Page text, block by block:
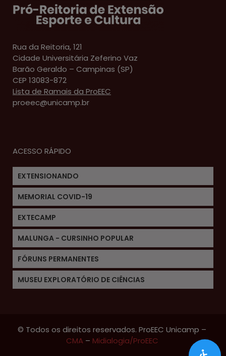
Rua da Reitoria, 121
Cidade Universitária Zeferino Vaz
Barão Geraldo – Campinas (SP)
CEP 13083-872
Lista de Ramais da ProEEC
proeec@unicamp.br
ACESSO RÁPIDO
EXTENSIONANDO
MEMORIAL COVID-19
EXTECAMP
MALUNGA - CURSINHO POPULAR
FÓRUNS PERMANENTES
MUSEU EXPLORATÓRIO DE CIÊNCIAS
© Todos os direitos reservados. ProEEC Unicamp –
CMA– Midialogia/ProEEC